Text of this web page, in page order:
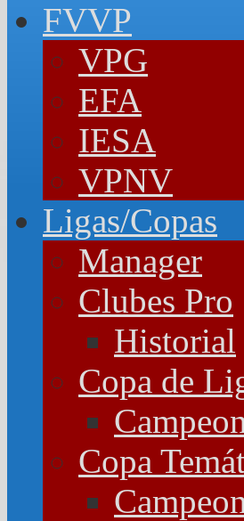
FVVP
VPG
EFA
IESA
VPNV
Ligas/Copas
Manager
Clubes Pro
Historial
Copa de
Copa